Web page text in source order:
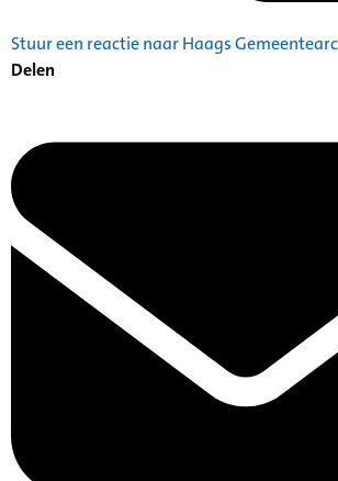
Stuur een reactie naar Haags
Delen